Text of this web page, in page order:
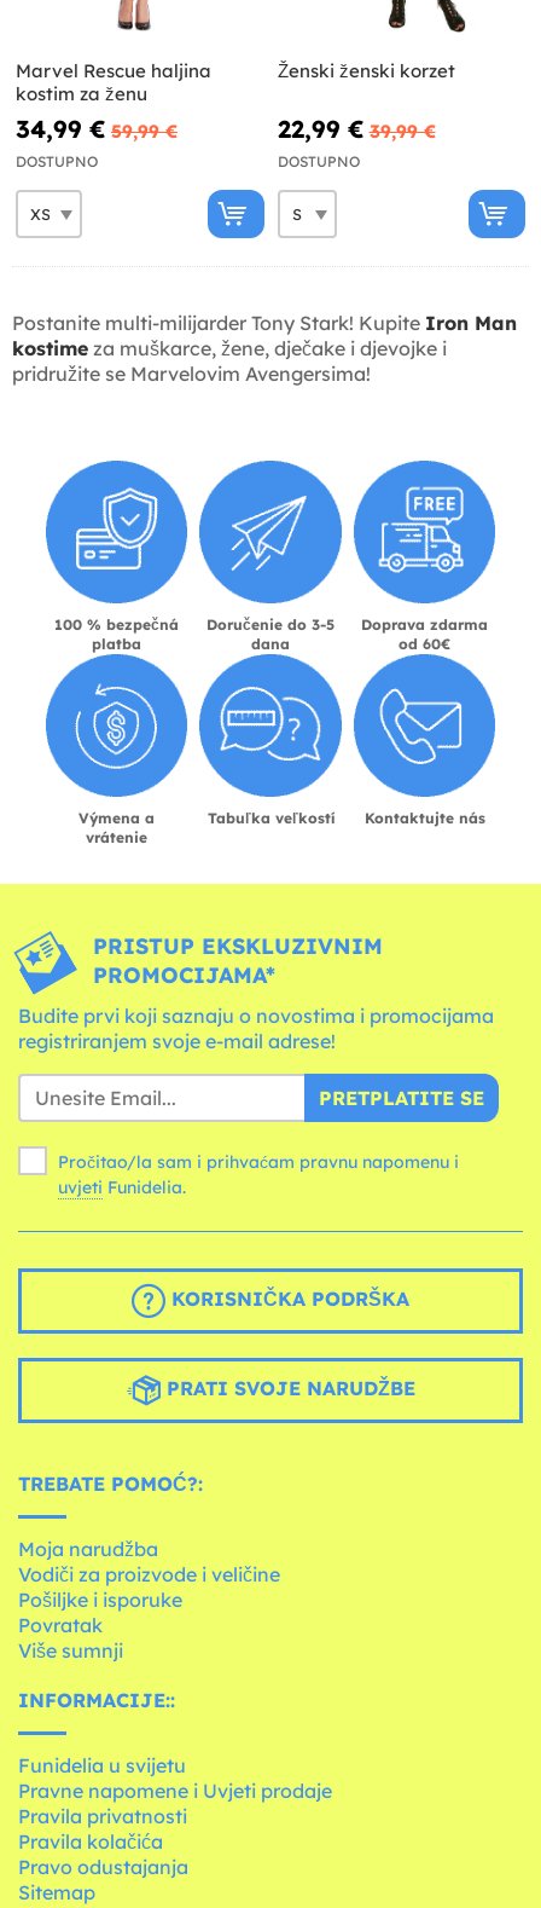
Marvel Rescue haljina
kostim za ženu
34,99 € 59,99 €
DOSTUPNO
Ženski ženski korzet
22,99 € 39,99 €
DOSTUPNO
Postanite multi-milijarder Tony Stark! Kupite Iron Man
kostime za muškarce, žene, dječake i djevojke i
pridružite se Marvelovim Avengersima!
100 % bezpečná
platba
Doručenie do 3-5
dana
Doprava zdarma
od 60€
Výmena a
vrátenie
Tabuľka veľkostí Kontaktujte nás
PRISTUP EKSKLUZIVNIM
PROMOCIJAMA*
Budite prvi koji saznaju o novostima i promocijama
registriranjem svoje e-mail adrese!
PRETPLATITE SE
Pročitao/la sam i prihvaćam pravnu napomenu i
uvjeti Funidelia.
KORISNIČKA PODRŠKA
PRATI SVOJE NARUDŽBE
TREBATE POMOĆ?:
Moja narudžba
Vodiči za proizvode i veličine
Pošiljke i isporuke
Povratak
Više sumnji
INFORMACIJE::
Funidelia u svijetu
Pravne napomene i Uvjeti prodaje
Pravila privatnosti
Pravila kolačića
Pravo odustajanja
Sitemap